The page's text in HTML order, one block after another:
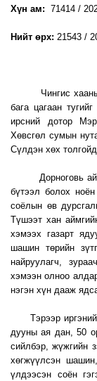
Хүн ам: 71414 /
Нийт өрх: 21543 /
Чингис хааны
бага цагаан
ирсний дотор
Хөвсгөл сумын
Сүлдэн хөх
Дорноговь
бүтээл болох
соёлын өв
Түшээт хан
хэмээх газарт
шашин төрийн
найруулагч,
хэмээн олноо
нэгэн хүн дааж
Тэрээр иргэний
дууны ая дан, 50
сийлбэр, жүжгийн
хөгжүүлсэн
үлдээсэн соён